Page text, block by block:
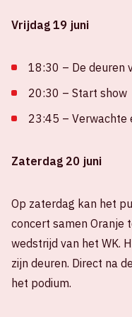
Vrijdag 19 juni
18:30 – De deuren
20:30 – Start show
23:45 – Verwachte
Zaterdag 20 juni
Op zaterdag kan het
concert samen Oranje
wedstrijd van het WK.
zijn deuren. Direct na
het podium.